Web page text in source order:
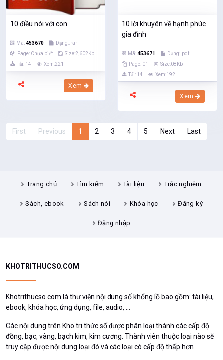
10 điều nói với con
Mã:453670
Dạng:.rar
Page: Chưa biết
Size:2,602Kb
Tải: 14
Xem:221
Xem
10 lời khuyên về hạnh phúc
gia đình
Mã:453671
Dạng:.pdf
Page: 01
Size:08Kb
Tải: 14
Xem:192
Xem
First Previous 1 2 3 4 5 Next Last
Trang chủ Tìm kiếm Tài liệu Trắc nghiệm
Sách, ebook Sách nói Khóa học Đăng ký
Đăng nhập
KHOTRITHUCSO.COM
Khotrithucso.com là thư viện nội dung số khổng lồ bao gồm: tài liệu,
ebook, khóa học, ứng dụng, file, audio, ...
Các nội dung trên Kho tri thức số được phân loại thành các cấp độ
đồng, bạc, vàng, bạch kim, kim cương. Thành viên thuộc loại nào sẽ
truy cập được nội dung loại đó và các loại có cấp độ thấp hơn